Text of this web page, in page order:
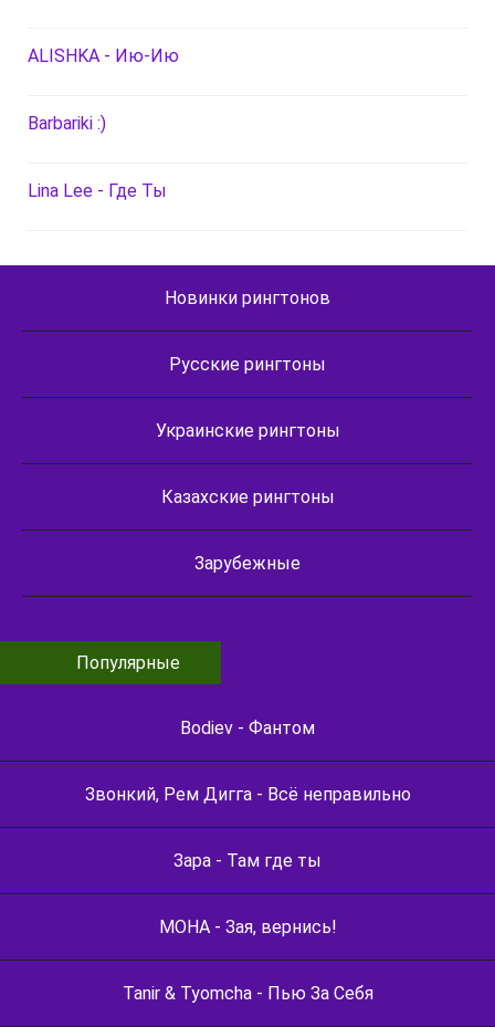
ALISHKA - Ию-Ию
Barbariki :)
Lina Lee - Где Ты
Новинки рингтонов
Русские рингтоны
Украинские рингтоны
Казахские рингтоны
Зарубежные
Популярные
Bodiev - Фантом
Звонкий, Рем Дигга - Всё неправильно
Зара - Там где ты
МОНА - Зая, вернись!
Tanir & Tyomcha - Пью За Себя